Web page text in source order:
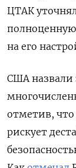
ЦТАК
полноценную
на его
США назвали
отметив,
рискует